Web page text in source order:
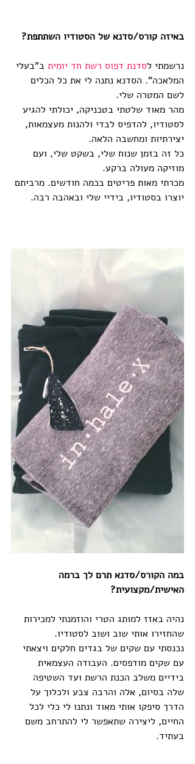
באיזה קורס/סדנא של הסטודיו השתתפת?
נרשמתי לסדנת דפוס רשת חד יומית ב"בעלי
המלאכה". הסדנא נתנה לי את כל הכלים
לשם המטרה שלי.
מהר מאוד שלטתי בטכניקה, יכולתי להגיע
לסטודיו, להדפיס לבדי ולהנות מעצמאות,
יצירתיות ומחשבה הלאה.
כל זה בזמן שנוח שלי, בשקט שלי, ועם
מוזיקה מעולה ברקע.
מכרתי מאות פריטים בכמה חודשים. מרביתם
יוצרו בסטודיו, בידיי שלי ובאהבה רבה.
במה הקורס/סדנא תרם לך ברמה
האישית/מקצועית?
נהיה באזז למותג הטרי והוזמנתי למכירות
שהחזירו אותי שוב ושוב לסטודיו.
נכנסתי עם שקים של בגדים חלקים ויצאתי
עם שקים מודפסים. העבודה העצמאית
בידיים משלב הכנת הרשת ועד השטיפה
שלה בסיום, אלה והרבה צבע ולכלוך על
הדרך סיפקו אותי מאוד ונתנו לי כלי לכל
החיים, ליצירה שתאפשר לי להתרחב משם
בעתיד.